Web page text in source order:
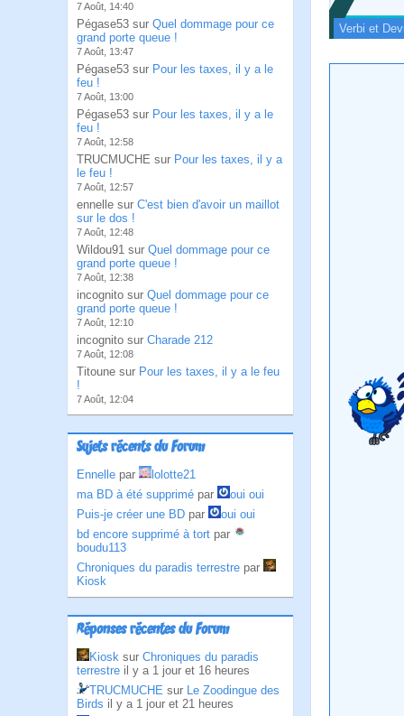
7 Août, 14:40
Pégase53 sur Quel dommage pour ce
grand porte queue !
7 Août, 13:47
Pégase53 sur Pour les taxes, il y a le
feu !
7 Août, 13:00
Pégase53 sur Pour les taxes, il y a le
feu !
7 Août, 12:58
TRUCMUCHE sur Pour les taxes, il y a
le feu !
7 Août, 12:57
ennelle sur C'est bien d'avoir un maillot
sur le dos !
7 Août, 12:48
Wildou91 sur Quel dommage pour ce
grand porte queue !
7 Août, 12:38
incognito sur Quel dommage pour ce
grand porte queue !
7 Août, 12:10
incognito sur Charade 212
7 Août, 12:08
Titoune sur Pour les taxes, il y a le feu
!
7 Août, 12:04
Sujets récents du Forum
Ennelle par
lolotte21
ma BD à été supprimé par
oui oui
Puis-je créer une BD par
oui oui
bd encore supprimé à tort par
boudu113
Chroniques du paradis terrestre par
Kiosk
Réponses récentes du Forum
Kiosk sur Chroniques du paradis
terrestre il y a 1 jour et 16 heures
TRUCMUCHE sur Le Zoodingue des
Birds il y a 1 jour et 21 heures
Verbi et